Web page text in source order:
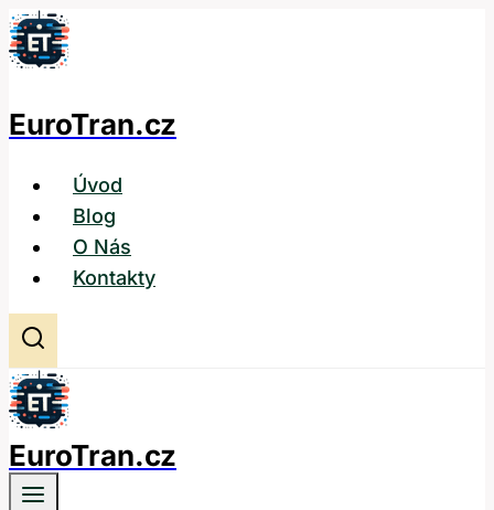
Přeskočit
na
EuroTran.cz
Úvod
Blog
O Nás
Kontakty
EuroTran.cz